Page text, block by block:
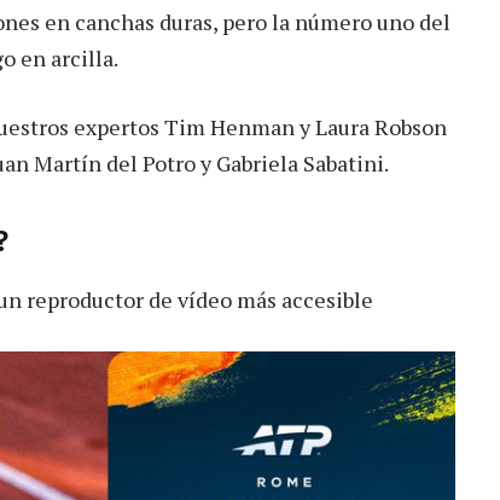
en canchas duras, pero la número uno del
en arcilla.
expertos Tim Henman y Laura Robson
Martín del Potro y Gabriela Sabatini.
reproductor de vídeo más accesible